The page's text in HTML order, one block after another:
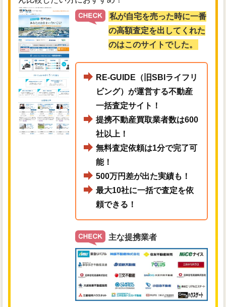
私が自宅を売った時に一番
の高額査定を出してくれた
のはこのサイトでした。
RE-GUIDE（旧SBIライフリ
ビング）が運営する不動産
一括査定サイト！
提携不動産買取業者数は600
社以上！
無料査定依頼は1分で完了可
能！
500万円差が出た実績も！
最大10社に一括で査定を依
頼できる！
主な提携業者